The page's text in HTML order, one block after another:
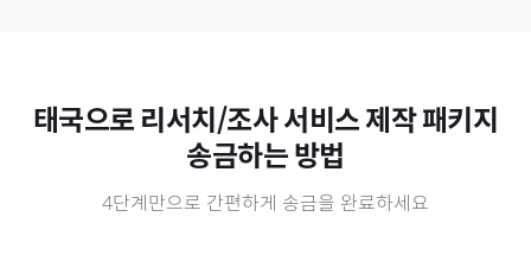
태국으로 리서치/조사 서비스 제작 패키지
송금하는 방법
4단계만으로 간편하게 송금을 완료하세요